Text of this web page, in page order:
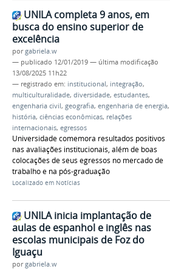
UNILA completa 9 anos, em
busca do ensino superior de
excelência
porgabriela.w
— publicado 12/01/2019 — última modificação
13/08/2025 11h22
— registrado em: institucional, integração,
multiculturalidade, diversidade, estudantes,
engenharia civil, geografia, engenharia de energia,
história, ciências econômicas, relações
internacionais, egressos
Universidade comemora resultados positivos
nas avaliações institucionais, além de boas
colocações de seus egressos no mercado de
trabalho e na pós-graduação
Localizado em Notícias
UNILA inicia implantação de
aulas de espanhol e inglês nas
escolas municipais de Foz do
Iguaçu
porgabriela.w